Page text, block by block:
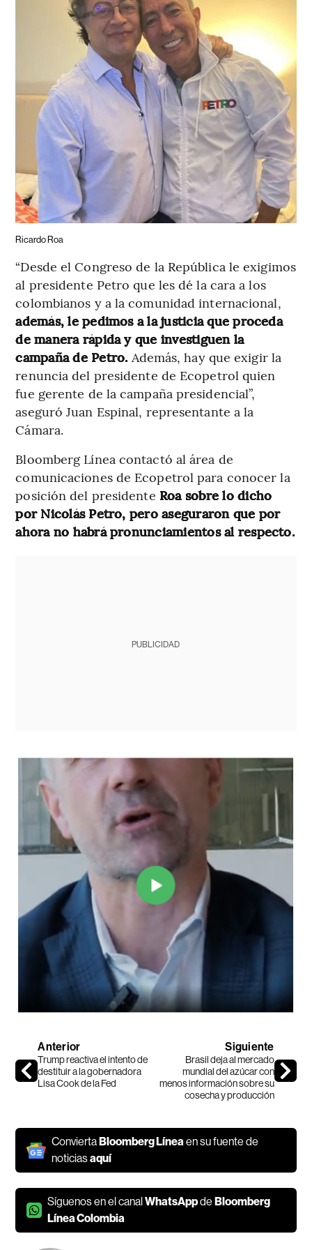
Ricardo Roa
“Desde el Congreso de la República le exigimos
al presidente Petro que les dé la cara a los
colombianos y a la comunidad internacional,
además, le pedimos a la justicia que proceda
de manera rápida y que investiguen la
campaña de Petro. Además, hay que exigir la
renuncia del presidente de Ecopetrol quien
fue gerente de la campaña presidencial”,
aseguró Juan Espinal, representante a la
Cámara.
Bloomberg Línea contactó al área de
comunicaciones de Ecopetrol para conocer la
posición del presidente Roa sobre lo dicho
por Nicolás Petro, pero aseguraron que por
ahora no habrá pronunciamientos al respecto.
PUBLICIDAD
Anterior
Trump reactiva el intento de
destituir a la gobernadora
Lisa Cook de la Fed
Siguiente
Brasil deja al mercado
mundial del azúcar con
menos información sobre su
cosecha y producción
Convierta Bloomberg Líneaen su fuente de
noticiasaquí
Síguenos en el canalWhatsAppde Bloomberg
Línea Colombia